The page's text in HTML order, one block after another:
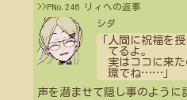
>>PNo.246 リィへの返事
シダ
「人間に祝福を
てるよ。
実はココに来
環でね……
声を潜ませて隠し事のように